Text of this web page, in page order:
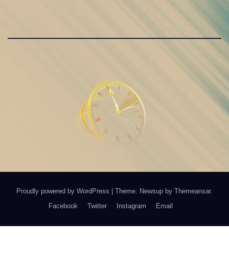
Proudly powered by WordPress Theme: Newsup by Themeansar.
Facebook
Twitter Instagram Email